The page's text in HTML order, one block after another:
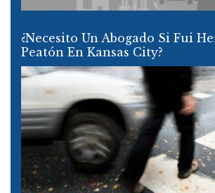
¿Necesito Un Abogado Si Fui
Peatón En Kansas City?